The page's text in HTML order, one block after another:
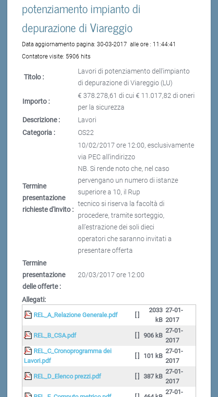
potenziamento impianto di
depurazione di Viareggio
Data aggiornamento pagina: 30-03-2017 alle ore : 11:44:41
Contatore visite: 5906 hits
Titolo :
Lavori di potenziamento dell'impianto
di depurazione di Viareggio (LU)
Importo :
€ 378.278,61 di cui € 11.017,82 di oneri
per la sicurezza
Descrizione :
Lavori
Categoria :
OS22
Termine
presentazione
richieste d'invito :
10/02/2017 ore 12:00, esclusivamente
via PEC all'indirizzo
NB. Si rende noto che, nel caso
pervengano un numero di istanze
superiore a 10, il Rup
tecnico si riserva la facoltà di
procedere, tramite sorteggio,
all'estrazione dei soli dieci
operatori che saranno invitati a
presentare offerta
Termine
presentazione
delle offerte :
20/03/2017 ore 12:00
Allegati:
REL_A_Relazione Generale.pdf
2033
kB
27-01-
2017
REL_B_CSA.pdf 906 kB
27-01-
2017
REL_C_Cronoprogramma dei
Lavori.pdf
101 kB
27-01-
2017
REL_D_Elenco prezzi.pdf 387 kB
27-01-
2017
27-01-